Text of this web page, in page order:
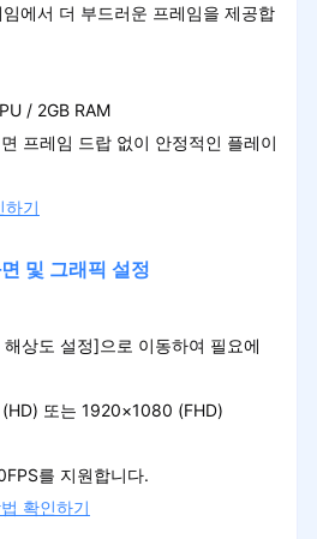
에서 더 부드러운 프레임을 제공합
/ 2GB RAM
프레임 드랍 없이 안정적인 플레이
하기
및 그래픽 설정
상도 설정]으로 이동하여 필요에
또는 1920×1080 (FHD)
를 지원합니다.
확인하기